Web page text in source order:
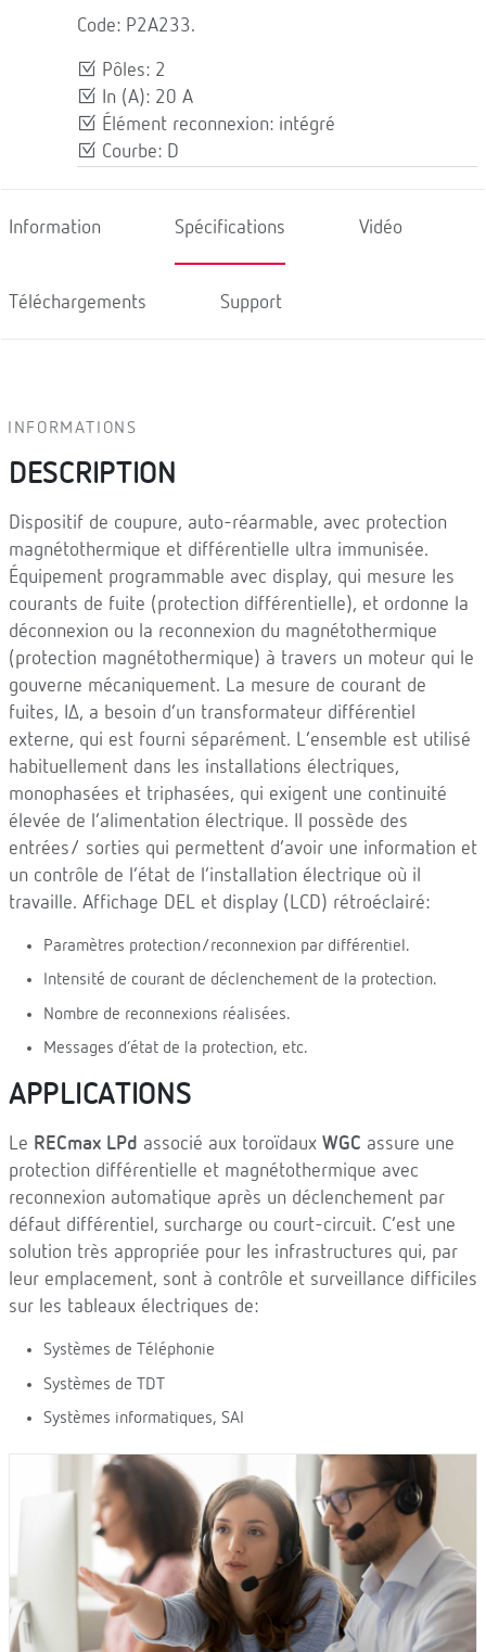
Code: P2A233.
Pôles: 2
In (A): 20 A
Élément reconnexion: intégré
Courbe: D
Information Spécifications Vidéo
Téléchargements Support
INFORMATIONS
DESCRIPTION
Dispositif de coupure, auto-réarmable, avec protection
magnétothermique et différentielle ultra immunisée.
Équipement programmable avec display, qui mesure les
courants de fuite (protection différentielle), et ordonne la
déconnexion ou la reconnexion du magnétothermique
(protection magnétothermique) à travers un moteur qui le
gouverne mécaniquement. La mesure de courant de
fuites, IΔ, a besoin d’un transformateur différentiel
externe, qui est fourni séparément. L’ensemble est utilisé
habituellement dans les installations électriques,
monophasées et triphasées, qui exigent une continuité
élevée de l’alimentation électrique. Il possède des
entrées/ sorties qui permettent d’avoir une information et
un contrôle de l’état de l’installation électrique où il
travaille. Affichage DEL et display (LCD) rétroéclairé:
Paramètres protection/reconnexion par différentiel.
Intensité de courant de déclenchement de la protection.
Nombre de reconnexions réalisées.
Messages d’état de la protection, etc.
APPLICATIONS
Le RECmax LPd associé aux toroïdaux WGC assure une
protection différentielle et magnétothermique avec
reconnexion automatique après un déclenchement par
défaut différentiel, surcharge ou court-circuit. C’est une
solution très appropriée pour les infrastructures qui, par
leur emplacement, sont à contrôle et surveillance difficiles
sur les tableaux électriques de:
Systèmes de Téléphonie
Systèmes de TDT
Systèmes informatiques, SAI